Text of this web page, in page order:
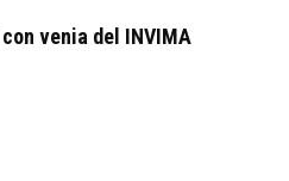
venia del INVIMA